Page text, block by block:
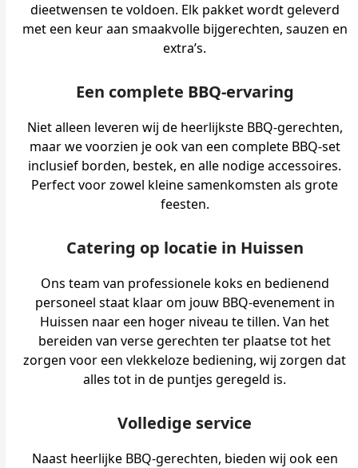
dieetwensen te voldoen. Elk pakket wordt geleverd
met een keur aan smaakvolle bijgerechten, sauzen en
extra’s.
Een complete BBQ-ervaring
Niet alleen leveren wij de heerlijkste BBQ-gerechten,
maar we voorzien je ook van een complete BBQ-set
inclusief borden, bestek, en alle nodige accessoires.
Perfect voor zowel kleine samenkomsten als grote
feesten.
Catering op locatie in Huissen
Ons team van professionele koks en bedienend
personeel staat klaar om jouw BBQ-evenement in
Huissen naar een hoger niveau te tillen. Van het
bereiden van verse gerechten ter plaatse tot het
zorgen voor een vlekkeloze bediening, wij zorgen dat
alles tot in de puntjes geregeld is.
Volledige service
Naast heerlijke BBQ-gerechten, bieden wij ook een